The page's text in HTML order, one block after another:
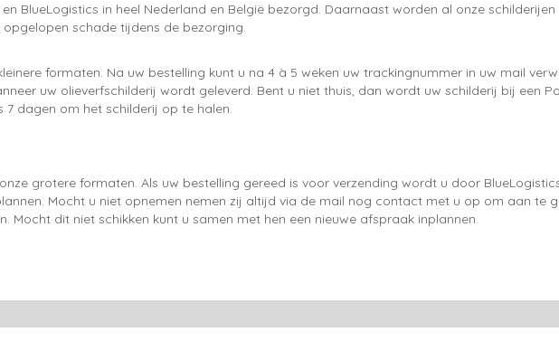
BlueLogistics in heel Nederland en België bezorgd. Daarnaast worden al onze schilderijen
schade tijdens de bezorging.
formaten. Na uw bestelling kunt u na 4 à 5 weken uw trackingnummer in uw mail
uw olieverfschilderij wordt geleverd. Bent u niet thuis, dan wordt uw schilderij bij een
7 dagen om het schilderij op te halen.
grotere formaten. Als uw bestelling gereed is voor verzending wordt u door
Mocht u niet opnemen nemen zij altijd via de mail nog contact met u op om aan te
Mocht dit niet schikken kunt u samen met hen een nieuwe afspraak inplannen.